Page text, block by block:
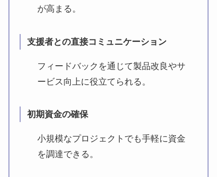
が高まる。
支援者との直接コミュニケーション
フィードバックを通じて製品改良やサ
ービス向上に役立てられる。
初期資金の確保
小規模なプロジェクトでも手軽に資金
を調達できる。